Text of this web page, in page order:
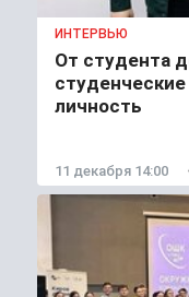
ИНТЕРВЬЮ
От студента
личность
11 декабря 14:00